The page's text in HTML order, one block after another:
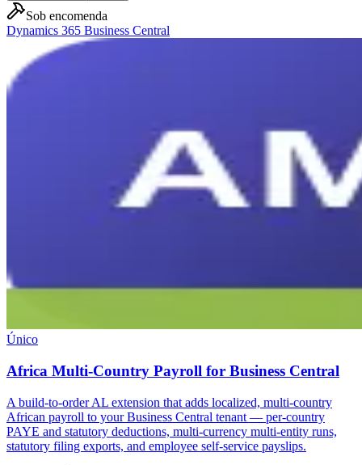
Sob encomenda
Dynamics 365 Business Central
Único
Africa Multi-Country Payroll for Business Central
A build-to-order AL extension that adds localized, multi-country
African payroll to your Business Central tenant — per-country
PAYE and statutory deductions, multi-currency multi-entity runs,
statutory filing exports, and employee self-service payslips.